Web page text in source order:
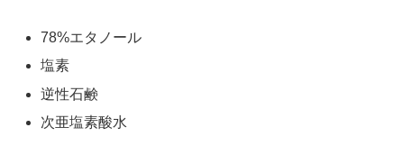
78%エタノール
塩素
逆性石鹸
次亜塩素酸水